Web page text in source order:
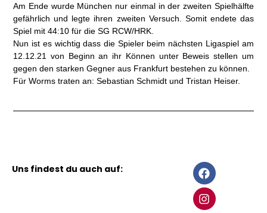
Am Ende wurde München nur einmal in der zweiten Spielhälfte
gefährlich und legte ihren zweiten Versuch. Somit endete das
Spiel mit 44:10 für die SG RCW/HRK.
Nun ist es wichtig dass die Spieler beim nächsten Ligaspiel am
12.12.21 von Beginn an ihr Können unter Beweis stellen um
gegen den starken Gegner aus Frankfurt bestehen zu können.
Für Worms traten an: Sebastian Schmidt und Tristan Heiser.
Uns findest du auch auf:
F
a
c
e
I
n
s
t